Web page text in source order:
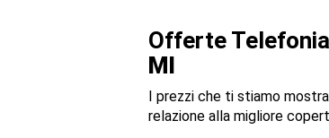
Offerte
MI
I prezzi che ti stiamo
relazione alla migliore